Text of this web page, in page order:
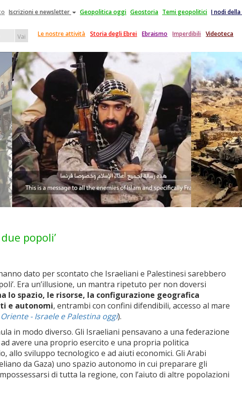
Iscrizioni e newsletter Geopolitica oggi Geostoria Temi geopolitici I nodi
Vai Le nostre attività Storia degli Ebrei Ebraismo Imperdibili Videoteca
popoli’
dato per scontato che Israeliani e Palestinesi sarebbero
Era un’illusione, un mantra ripetuto per non doversi
lo spazio, le risorse, la configurazione geografica
e autonomi, entrambi con confini difendibili, accesso al mare
- Israele e Palestina oggi).
in modo diverso. Gli Israeliani pensavano a una federazione
avere una proprio esercito e una propria politica
allo sviluppo tecnologico e ad aiuti economici. Gli Arabi
da Gaza) uno spazio autonomo in cui preparare gli
di tutta la regione, con l’aiuto di altre popolazioni